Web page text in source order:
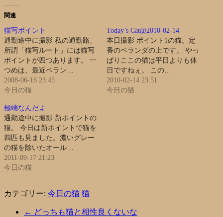
関連
猫写ポイント
通勤途中に撮影 私の通勤路、
所謂「猫写ルート」には猫写
ポイントが四つあります。 一
つめは、最近ベラン…
2008-06-16 23:45
今日の猫
Today’s Cat@2010-02-14
本日撮影 ポイント1の猫。定
番のベランダの上です。 やっ
ぱりここの猫は平日よりも休
日ですねぇ。 この…
2010-02-14 23:51
今日の猫
極端なんだよ
通勤途中に撮影 新ポイントの
猫。 今日は新ポイントで猫を
四匹も見ました。濃いグレー
の猫を除いたオール…
2011-09-17 21:23
今日の猫
カテゴリー: 今日の猫 猫
← どっちも猫と相性良くないな